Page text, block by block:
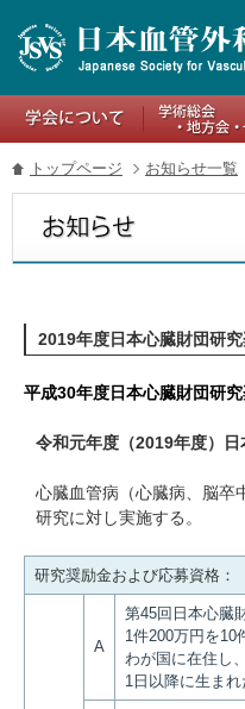
トップページ お知らせ一覧
2019年度日本心臓財団研
平成30年度日本心臓財団研
令和元年度（2019年度）
心臓血管病（心臓病、脳卒
研究に対し実施する。
研究奨励金および応募資格：
A
第45回日本心臓
1件200万円を10
わが国に在住し
1日以降に生まれ